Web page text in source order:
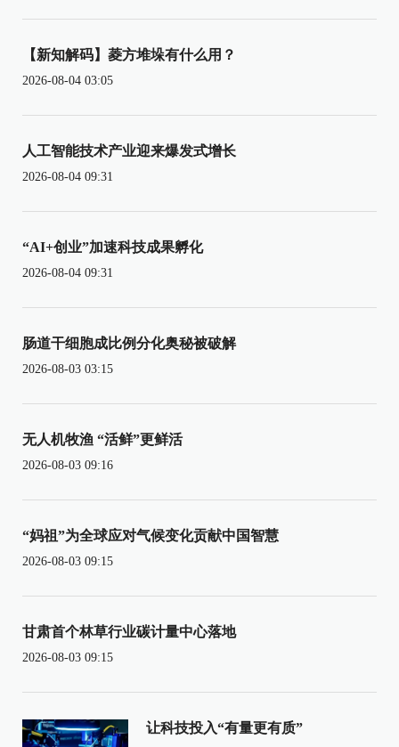
【新知解码】菱方堆垛有什么用？
2026-08-04 03:05
人工智能技术产业迎来爆发式增长
2026-08-04 09:31
“AI+创业”加速科技成果孵化
2026-08-04 09:31
肠道干细胞成比例分化奥秘被破解
2026-08-03 03:15
无人机牧渔 “活鲜”更鲜活
2026-08-03 09:16
“妈祖”为全球应对气候变化贡献中国智慧
2026-08-03 09:15
甘肃首个林草行业碳计量中心落地
2026-08-03 09:15
让科技投入“有量更有质”